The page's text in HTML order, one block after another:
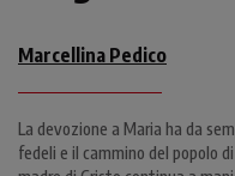
Marcellina Pedico
La devozione a Maria ha da
fedeli e il cammino del popolo